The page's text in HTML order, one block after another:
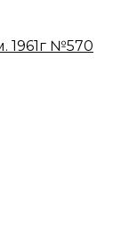
1961г №570